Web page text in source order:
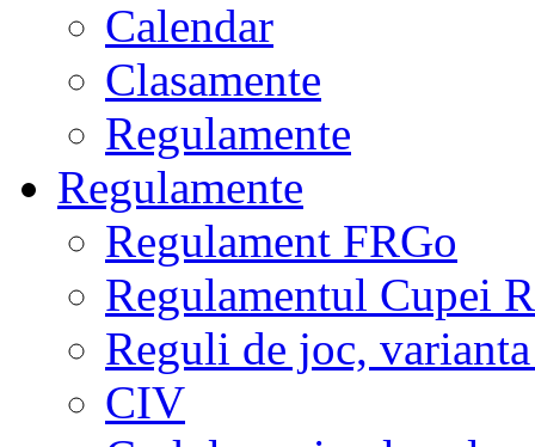
Calendar
Clasamente
Regulamente
Regulamente
Regulament FRGo
Regulamentul Cupei
Reguli de joc,
CIV